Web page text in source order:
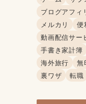
ブログアフィ
メルカリ
便
動画配信サー
手書き家計簿
海外旅行
無
裏ワザ
転職